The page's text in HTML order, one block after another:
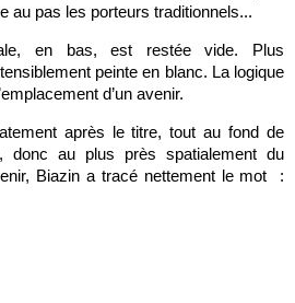
au pas les porteurs traditionnels...
en bas, est restée vide. Plus
peinte en blanc. La logique
d’un avenir.
après le titre, tout au fond de
donc au plus près spatialement du
Biazin a tracé nettement le mot :